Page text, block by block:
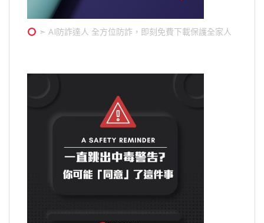
➣ AI防詐達人 全方位防詐，即刻免費下載保護全家人